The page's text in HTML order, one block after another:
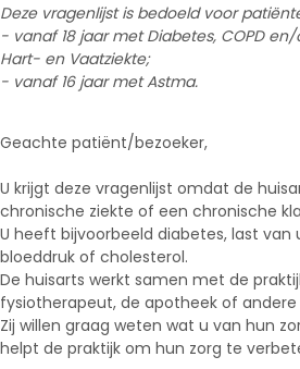
Deze vragenlijst is bedoeld voor
- vanaf 18 jaar met Diabetes, COPD
Hart- en Vaatziekte;
- vanaf 16 jaar met Astma.
Geachte patiënt/bezoeker,
U krijgt deze vragenlijst omdat de
chronische ziekte of een chronische
U heeft bijvoorbeeld diabetes, last van
bloeddruk of cholesterol.
De huisarts werkt samen met de
fysiotherapeut, de apotheek of andere
Zij willen graag weten wat u van hun
helpt de praktijk om hun zorg te